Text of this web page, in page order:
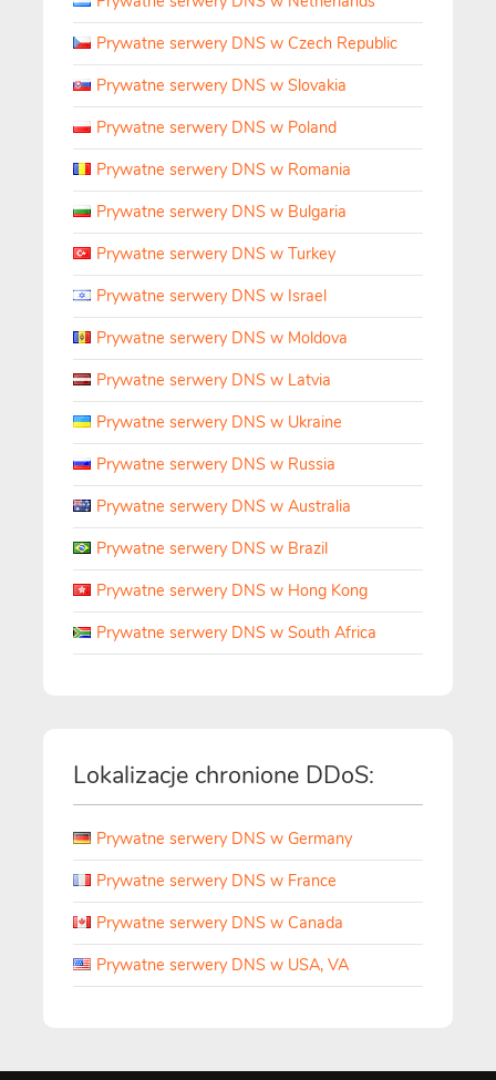
Prywatne serwery DNS w Czech Republic
Prywatne serwery DNS w Slovakia
Prywatne serwery DNS w Poland
Prywatne serwery DNS w Romania
Prywatne serwery DNS w Bulgaria
Prywatne serwery DNS w Turkey
Prywatne serwery DNS w Israel
Prywatne serwery DNS w Moldova
Prywatne serwery DNS w Latvia
Prywatne serwery DNS w Ukraine
Prywatne serwery DNS w Russia
Prywatne serwery DNS w Australia
Prywatne serwery DNS w Brazil
Prywatne serwery DNS w Hong Kong
Prywatne serwery DNS w South Africa
Lokalizacje chronione DDoS:
Prywatne serwery DNS w Germany
Prywatne serwery DNS w France
Prywatne serwery DNS w Canada
Prywatne serwery DNS w USA, VA